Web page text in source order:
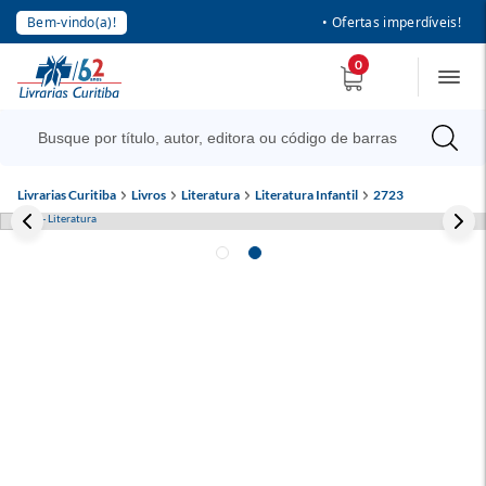
Bem-vindo(a)! • Ofertas imperdíveis!
0
Livrarias Curitiba Livros Literatura Literatura Infantil 2723